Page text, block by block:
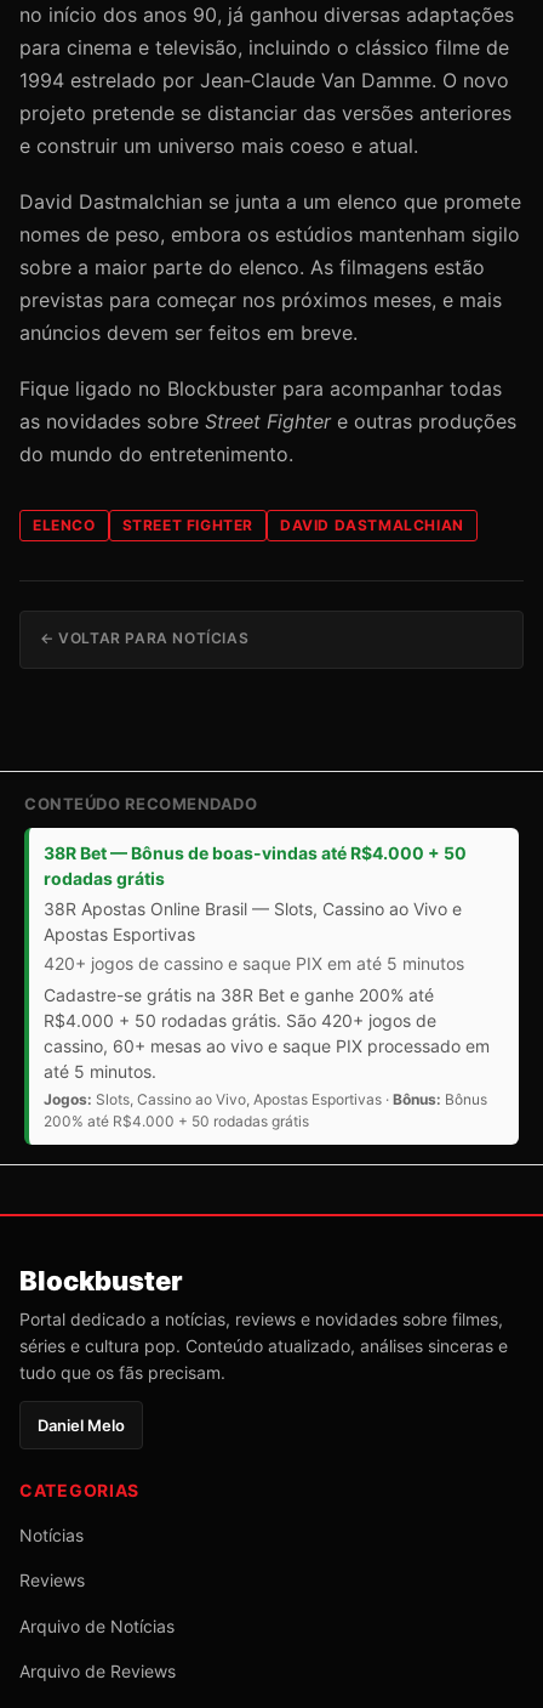
no início dos anos 90, já ganhou diversas adaptações
para cinema e televisão, incluindo o clássico filme de
1994 estrelado por Jean‑Claude Van Damme. O novo
projeto pretende se distanciar das versões anteriores
e construir um universo mais coeso e atual.
David Dastmalchian se junta a um elenco que promete
nomes de peso, embora os estúdios mantenham sigilo
sobre a maior parte do elenco. As filmagens estão
previstas para começar nos próximos meses, e mais
anúncios devem ser feitos em breve.
Fique ligado no Blockbuster para acompanhar todas
as novidades sobre Street Fightere outras produções
do mundo do entretenimento.
ELENCO STREET FIGHTER DAVID DASTMALCHIAN
← VOLTAR PARA NOTÍCIAS
CONTEÚDO RECOMENDADO
38R Bet — Bônus de boas-vindas até R$4.000 + 50
rodadas grátis
38R Apostas Online Brasil — Slots, Cassino ao Vivo e
Apostas Esportivas
420+ jogos de cassino e saque PIX em até 5 minutos
Cadastre-se grátis na 38R Bet e ganhe 200% até
R$4.000 + 50 rodadas grátis. São 420+ jogos de
cassino, 60+ mesas ao vivo e saque PIX processado em
até 5 minutos.
Jogos: Slots, Cassino ao Vivo, Apostas Esportivas · Bônus: Bônus
200% até R$4.000 + 50 rodadas grátis
Blockbuster
Portal dedicado a notícias, reviews e novidades sobre filmes,
séries e cultura pop. Conteúdo atualizado, análises sinceras e
tudo que os fãs precisam.
Daniel Melo
CATEGORIAS
Notícias
Reviews
Arquivo de Notícias
Arquivo de Reviews